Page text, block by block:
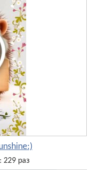
229 раз